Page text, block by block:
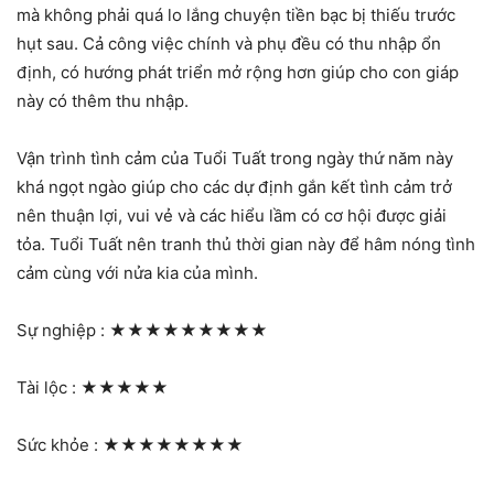
mà không phải quá lo lắng chuyện tiền bạc bị thiếu trước
hụt sau. Cả công việc chính và phụ đều có thu nhập ổn
định, có hướng phát triển mở rộng hơn giúp cho con giáp
này có thêm thu nhập.
Vận trình tình cảm của Tuổi Tuất trong ngày thứ năm này
khá ngọt ngào giúp cho các dự định gắn kết tình cảm trở
nên thuận lợi, vui vẻ và các hiểu lầm có cơ hội được giải
tỏa. Tuổi Tuất nên tranh thủ thời gian này để hâm nóng tình
cảm cùng với nửa kia của mình.
Sự nghiệp : ★★★★★★★★★
Tài lộc : ★★★★★
Sức khỏe : ★★★★★★★★